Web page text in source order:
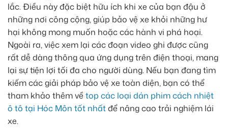
lắc. Điều này đặc biệt hữu ích khi xe của bạn đậu ở
những nơi công cộng, giúp bảo vệ xe khỏi những hư
hại không mong muốn hoặc các hành vi phá hoại.
Ngoài ra, việc xem lại các đoạn video ghi được cũng
rất dễ dàng thông qua ứng dụng trên điện thoại, mang
lại sự tiện lợi tối đa cho người dùng. Nếu bạn đang tìm
kiếm các giải pháp bảo vệ xe toàn diện, bạn có thể
tham khảo thêm về top các loại dán phim cách nhiệt
ô tô tại Hóc Môn tốt nhấtđể nâng cao trải nghiệm lái
xe.